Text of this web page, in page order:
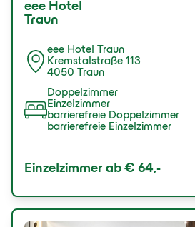
eee Hotel
Traun
eee Hotel Traun
Kremstalstraße 113
4050 Traun
Doppelzimmer
Einzelzimmer
barrierefreie Doppelzimmer
barrierefreie Einzelzimmer
Einzelzimmer ab € 64,-